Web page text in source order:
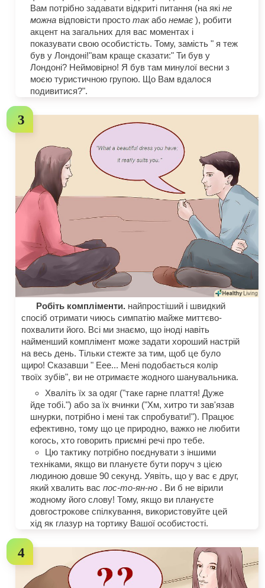
Вам потрібно задавати відкриті питання (на які не
можна відповісти простотакабонемає), робити
акцент на загальних для вас моментах і
показувати свою особистість. Тому, замість " я теж
був у Лондоні!"вам краще сказати:" Ти був у
Лондоні? Неймовірно! Я був там минулої весни з
моєю туристичною групою. Що Вам вдалося
подивитися?".
Робіть компліменти. найпростіший і швидкий
спосіб отримати чиюсь симпатію майже миттєво-
похвалити його. Всі ми знаємо, що іноді навіть
найменший комплімент може задати хороший настрій
на весь день. Тільки стежте за тим, щоб це було
щиро! Сказавши " Еее... Мені подобається колір
твоїх зубів", ви не отримаєте жодного шанувальника.
Хваліть їх за одяг ("таке гарне плаття! Дуже
йде тобі.") або за їх вчинки ("Хм, хитро ти зав'язав
шнурки, потрібно і мені так спробувати!"). Працює
ефективно, тому що це природно, важко не любити
когось, хто говорить приємні речі про тебе.
Цю тактику потрібно поєднувати з іншими
техніками, якщо ви плануєте бути поруч з цією
людиною довше 90 секунд. Уявіть, що у вас є друг,
який хвалить вас пос-то-ян-но . Ви б не вірили
жодному його слову! Тому, якщо ви плануєте
довгострокове спілкування, використовуйте цей
хід як глазур на тортику Вашої особистості.